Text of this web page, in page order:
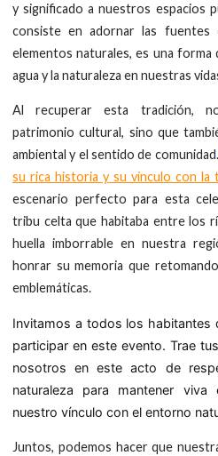
y significado a nuestros espacios
consiste en adornar las
elementos naturales, es una forma
agua y la naturaleza en nuestras
Al recuperar esta tradición,
patrimonio cultural, sino que
ambiental y el sentido de comunidad.
su rica historia y su vínculo con la
escenario perfecto para esta
tribu celta que habitaba entre los
huella imborrable en nuestra
honrar su memoria que
emblemáticas.
Invitamos a todos los habitantes
participar en este evento. Trae
nosotros en este acto de
naturaleza para mantener
nuestro vínculo con el entorno
Juntos, podemos hacer que